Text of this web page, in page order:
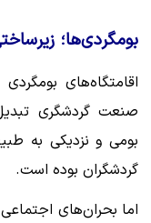
بومگردی‌ها؛
اقامتگاه‌های
صنعت گردشگری
بومی و نزدیکی به
گردشگران بوده است.
اما بحران‌های